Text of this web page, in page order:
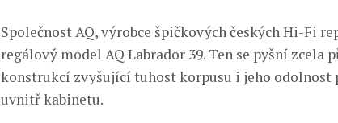
Společnost AQ, výrobce špičkových českých Hi-Fi
regálový model AQ Labrador 39. Ten se pyšní zcela
konstrukcí zvyšující tuhost korpusu i jeho odolnost
uvnitř kabinetu.